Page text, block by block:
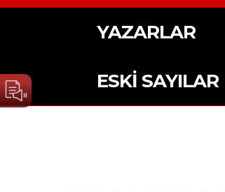
YAZARLAR
ESKI SAYILAR